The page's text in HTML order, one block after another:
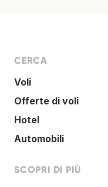
CERCA
Voli
Offerte di voli
Hotel
Automobili
SCOPRI DI PIÙ